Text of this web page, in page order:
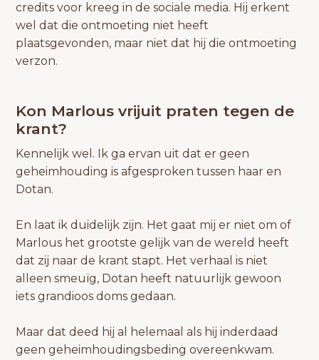
credits voor kreeg in de sociale media. Hij erkent
wel dat die ontmoeting niet heeft
plaatsgevonden, maar niet dat hij die ontmoeting
verzon.
Kon Marlous vrijuit praten tegen de
krant?
Kennelijk wel. Ik ga ervan uit dat er geen
geheimhouding is afgesproken tussen haar en
Dotan.
En laat ik duidelijk zijn. Het gaat mij er niet om of
Marlous het grootste gelijk van de wereld heeft
dat zij naar de krant stapt. Het verhaal is niet
alleen smeuïg, Dotan heeft natuurlijk gewoon
iets grandioos doms gedaan.
Maar dat deed hij al helemaal als hij inderdaad
geen geheimhoudingsbeding overeenkwam.